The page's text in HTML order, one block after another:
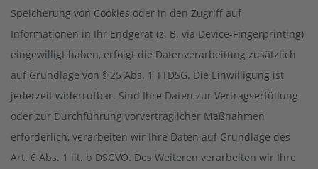
Speicherung von Cookies oder in den Zugriff auf
Informationen in Ihr Endgerät (z. B. via Device-Fingerprinting)
eingewilligt haben, erfolgt die Datenverarbeitung zusätzlich
auf Grundlage von § 25 Abs. 1 TTDSG. Die Einwilligung ist
jederzeit widerrufbar. Sind Ihre Daten zur Vertragserfüllung
oder zur Durchführung vorvertraglicher Maßnahmen
erforderlich, verarbeiten wir Ihre Daten auf Grundlage des
Art. 6 Abs. 1 lit. b DSGVO. Des Weiteren verarbeiten wir Ihre